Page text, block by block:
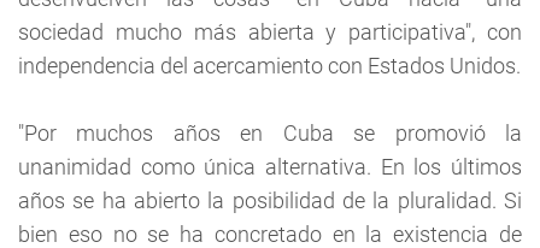
sociedad mucho más abierta y participativa", con
independencia del acercamiento con Estados Unidos.
"Por muchos años en Cuba se promovió la
unanimidad como única alternativa. En los últimos
años se ha abierto la posibilidad de la pluralidad. Si
bien eso no se ha concretado en la existencia de